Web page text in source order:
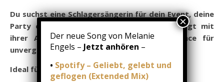
Du suchst eine Schlagersängerin für dein Event, deine
Party oder deine Bühne? Melanie Engels sorgt mit
ihrer Ausstrahlung, Stimme und Performance für
unvergessliche Momente.
Ideal für:
Der neue Song von Melanie
Engels – Jetzt anhören –
• Spotify – Geliebt, gelebt und
geflogen (Extended Mix)